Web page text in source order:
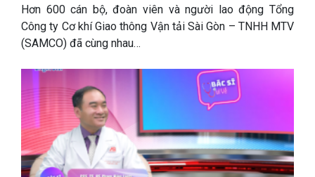
Hơn 600 cán bộ, đoàn viên và người lao động Tổng
Công ty Cơ khí Giao thông Vận tải Sài Gòn – TNHH MTV
(SAMCO) đã cùng nhau…